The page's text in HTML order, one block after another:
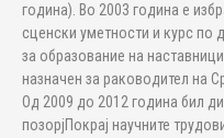
година). Во 2003 година е
сценски уметности и курс по
за образование на
назначен за раководител на
Од 2009 до 2012 година бил
позорјПокрај научните